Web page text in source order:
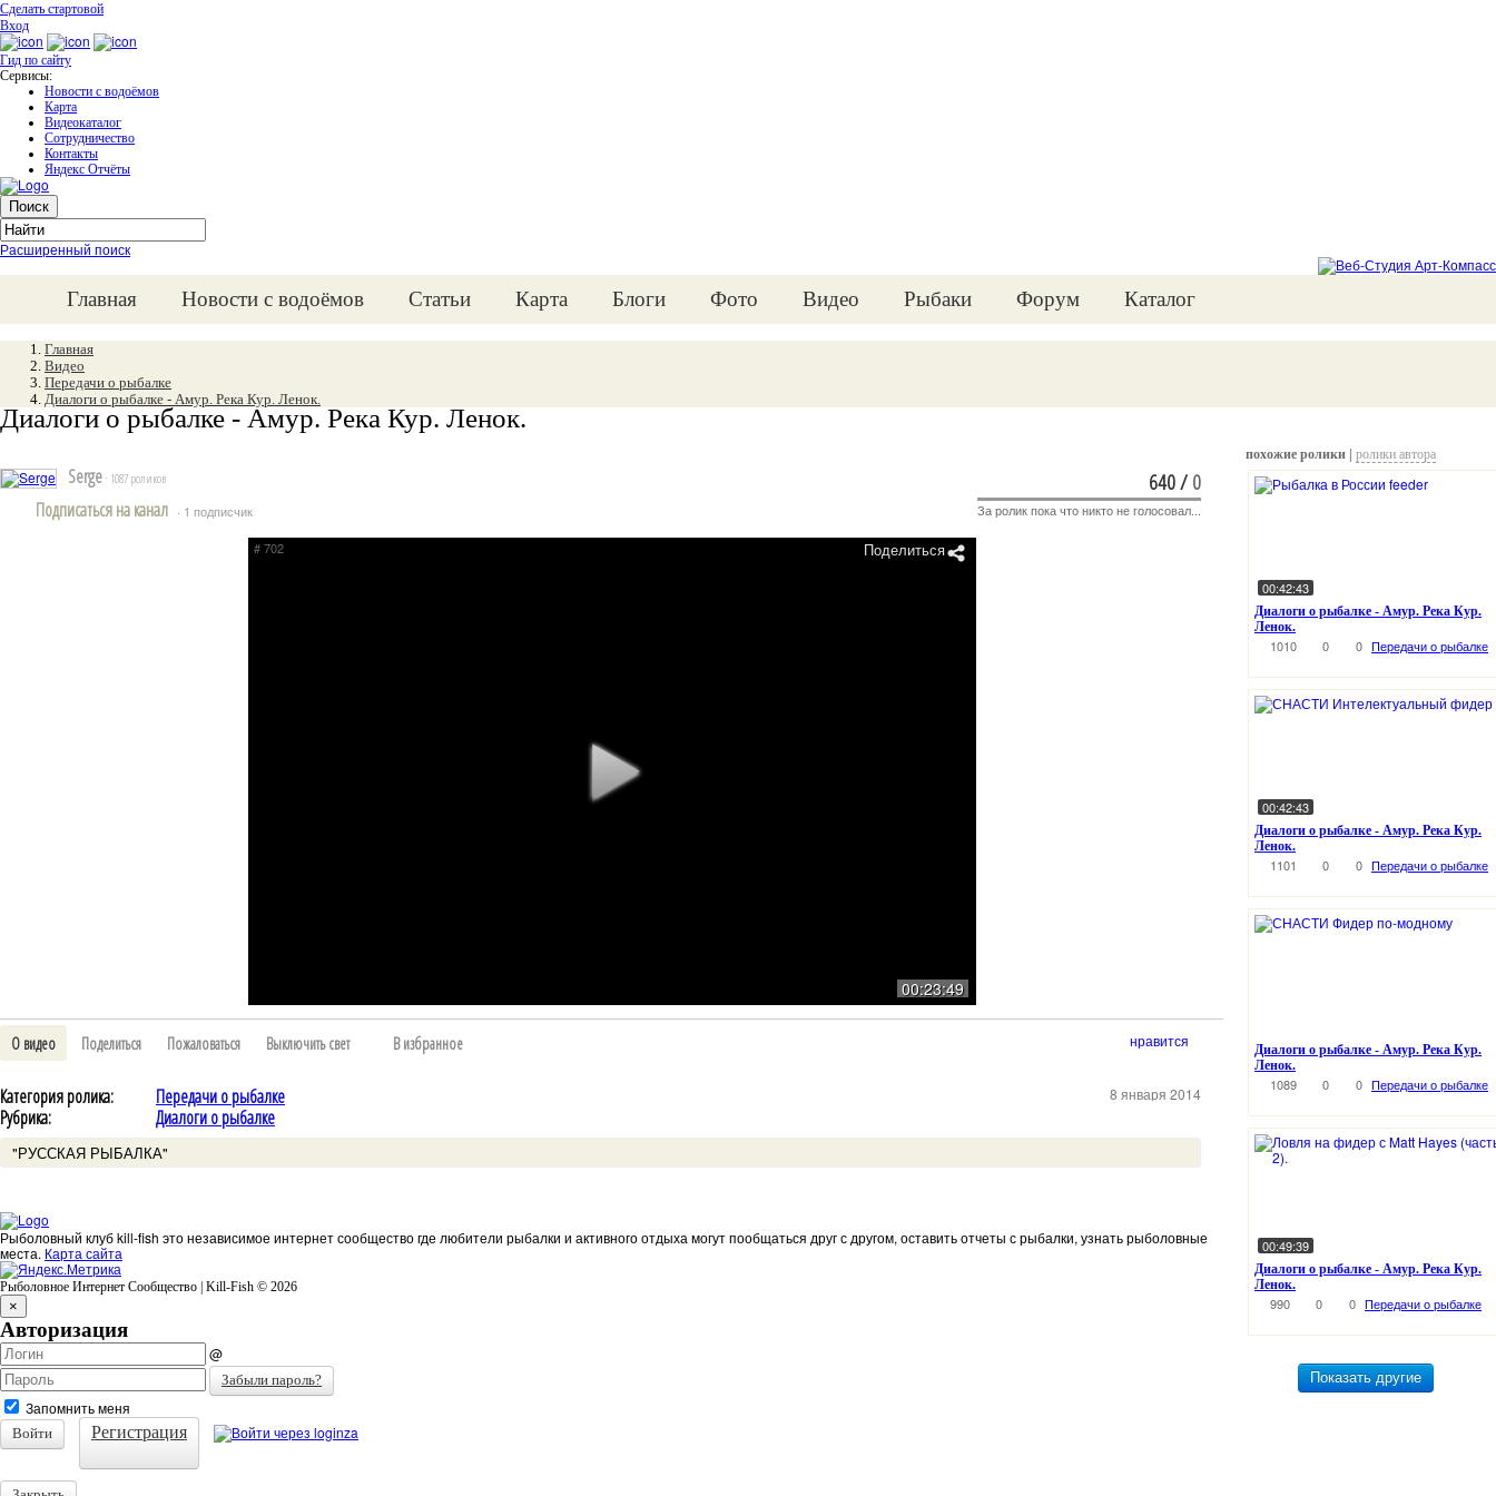
Сделать стартовой
Вход
Гид по сайту
Сервисы:
Новости с водоёмов
Карта
Видеокаталог
Сотрудничество
Контакты
Яндекс Отчёты
Расширенный поиск
Главная Новости с водоёмов Статьи Карта Блоги Фото Видео Рыбаки Форум Каталог
Главная
Видео
Передачи о рыбалке
Диалоги о рыбалке - Амур. Река Кур. Ленок.
Диалоги о рыбалке - Амур. Река Кур. Ленок.
Serge · 1087 роликов
Подписаться на канал · 1 подписчик
# 702
00:23:49
Поделиться
640/0
За ролик пока что никто не голосовал...
нравится
О видео Поделиться Пожаловаться Выключить свет В избранное
Категория ролика:
Передачи о рыбалке
Рубрика:
Диалоги о рыбалке
"РУССКАЯ РЫБАЛКА"
8 января 2014
похожие ролики | ролики автора
00:42:43
Диалоги о рыбалке - Амур. Река Кур.
Ленок.
1010 0 0 Передачи о рыбалке
00:42:43
Диалоги о рыбалке - Амур. Река Кур.
Ленок.
1101 0 0 Передачи о рыбалке
Диалоги о рыбалке - Амур. Река Кур.
Ленок.
1089 0 0 Передачи о рыбалке
00:49:39
Диалоги о рыбалке - Амур. Река Кур.
Ленок.
990 0 0 Передачи о рыбалке
Рыболовный клуб kill-fish это независимое интернет сообщество где любители рыбалки и активного отдыха могут пообщаться друг с другом, оставить отчеты с рыбалки, узнать рыболовные
места. Карта сайта
Рыболовное Интернет Сообщество | Kill-Fish © 2026
×
Авторизация
@
Забыли пароль?
Запомнить меня
Войти Регистрация